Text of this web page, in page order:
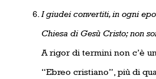
I giudei convertiti, in ogni
Chiesa di Gesù Cristo; non
A rigor di termini non c’è
“Ebreo cristiano”, più di